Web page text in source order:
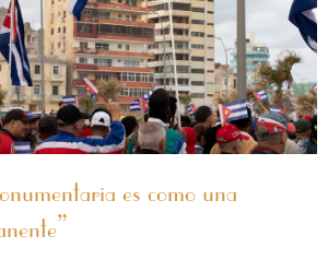
es como una